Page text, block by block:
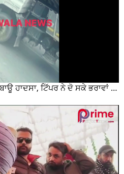
ਗੜ੍ਹਦੀਵਾਲਾ ਚ ਵਾਪਰਿਆ ਰੂਹ ਕੰਬਾਊ ਹਾਦਸਾ, ਟਿੱਪਰ ਨੇ ਦੋ ਸਕੇ ਭਰਾਵਾਂ ਨੂੰ ਕੁਚਲਿਆ, ਸੀਸੀਟੀਵੀ ਫੁਟੇਜ ਵੀ ਆਈ ਸਾਹਮਣੇ